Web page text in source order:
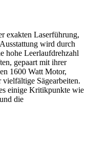
exakten Laserführung,
wird durch
hohe Leerlaufdrehzahl
gepaart mit ihrer
1600 Watt Motor,
Sägearbeiten.
einige Kritikpunkte wie
die